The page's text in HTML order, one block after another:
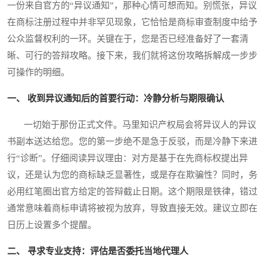
一份来自官方的“异议通知”，那种心情可想而知。别慌张，异议
在商标注册过程中并非罕见现象，它恰恰是商标审查制度中给予
公众监督权利的一环。关键在于，您是否已经准备好了一套清
晰、可行的答辩攻略。接下来，我们就将这份攻略拆解成一步步
可操作的明细。
一、 收到异议通知后的首要行动：冷静分析与期限确认
一切始于那份正式文件。马里知识产权局会将异议人的异议
书副本送达给您。您的第一步绝不是急于反驳，而是冷静下来进
行“诊断”。仔细阅读异议理由：对方是基于在先商标权提出异
议，还是认为您的商标缺乏显著性，或是存在欺骗性？同时，务
必用红笔圈出官方给定的答辩截止日期。这个期限是铁律，错过
通常意味着商标申请将被视为放弃，导致直接无效。建议立即在
日历上设置多个提醒。
二、 寻求专业支持：评估是否委托当地代理人